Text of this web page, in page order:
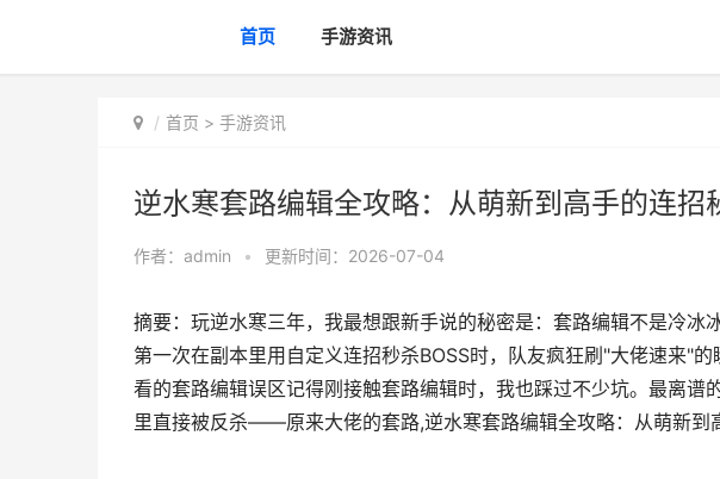
首页 手游资讯
首页 > 手游资讯
逆水寒套路编辑全攻略：从萌新到高手的连招
作者： admin • 更新时间：2026-07-04
摘要：玩逆水寒三年，我最想跟新手说的秘密是：套路编辑不是冷冰
第一次在副本里用自定义连招秒杀BOSS时，队友疯狂刷"大佬速来"
看的套路编辑误区记得刚接触套路编辑时，我也踩过不少坑。最离谱
里直接被反杀——原来大佬的套路,逆水寒套路编辑全攻略：从萌新到